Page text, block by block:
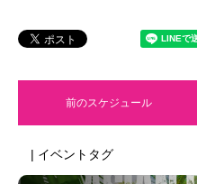
前のスケジュール
| イベントタグ